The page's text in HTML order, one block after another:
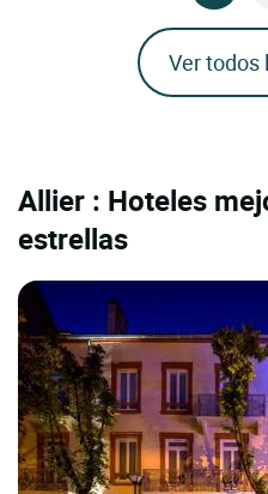
Ver todos
Allier : Hoteles
estrellas